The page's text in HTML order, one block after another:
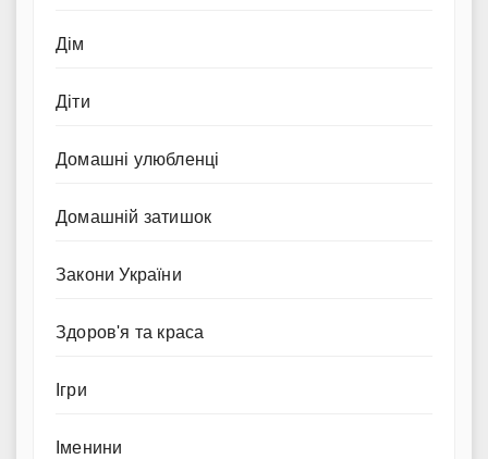
Дім
Діти
Домашні улюбленці
Домашній затишок
Закони України
Здоров'я та краса
Ігри
Іменини